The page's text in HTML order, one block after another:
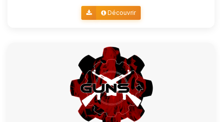
Découvrir